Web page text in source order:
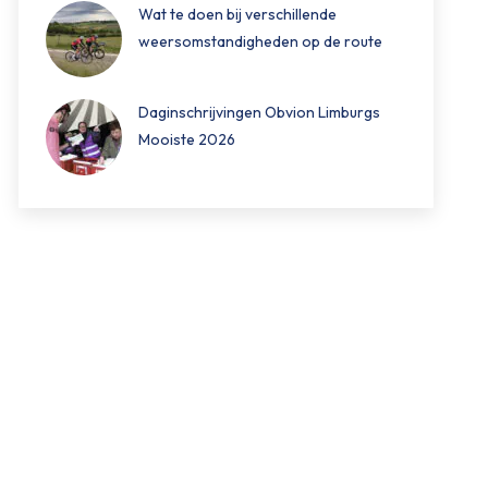
Wat te doen bij verschillende
weersomstandigheden op de route
Daginschrijvingen Obvion Limburgs
Mooiste 2026